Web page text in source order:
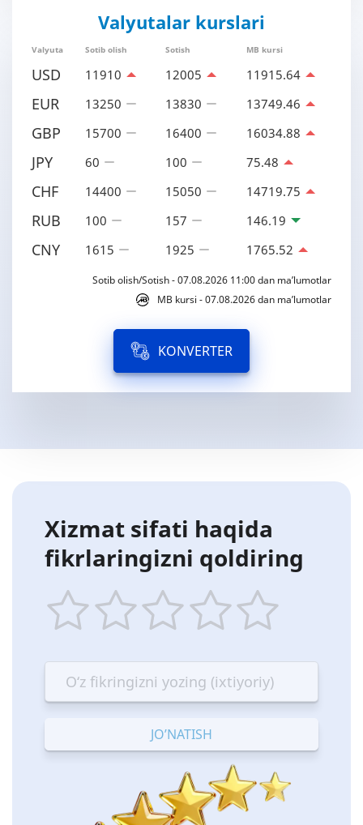
Valyutalar kurslari
Valyuta Sotib olish Sotish MB kursi
USD 11910 12005 11915.64
EUR 13250 13830 13749.46
GBP 15700 16400 16034.88
JPY 60 100 75.48
CHF 14400 15050 14719.75
RUB 100 157 146.19
CNY 1615 1925 1765.52
Sotib olish/Sotish - 07.08.2026 11:00 dan ma’lumotlar
MB kursi - 07.08.2026 dan ma’lumotlar
KONVERTER
Xizmat sifati haqida
fikrlaringizni qoldiring
star
Terrible
stars
—
Bad
stars
—
OK
stars
—
Good
stars
—
Excellent